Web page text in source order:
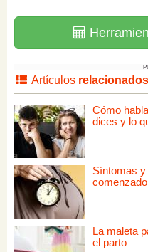
Artículos relacionados
Cómo
dices y lo
Síntomas y
comenzado
La maleta
el parto